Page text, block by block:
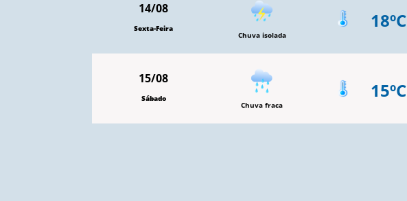
14/08
Sexta-Feira
Chuva isolada
18ºC
15/08
Sábado
Chuva fraca
15ºC